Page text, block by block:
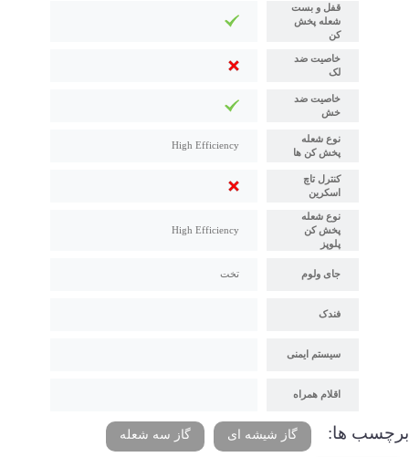
قفل و بست
شعله پخش
کن
خاصیت ضد
لک
خاصیت ضد
خش
نوع شعله
پخش کن ها
High Efficiency
کنترل تاچ
اسکرین
نوع شعله
پخش کن
پلوپز
High Efficiency
جای ولوم تخت
فندک
سیستم ایمنی
اقلام همراه
برچسب ها: گاز شیشه ای گاز سه شعله